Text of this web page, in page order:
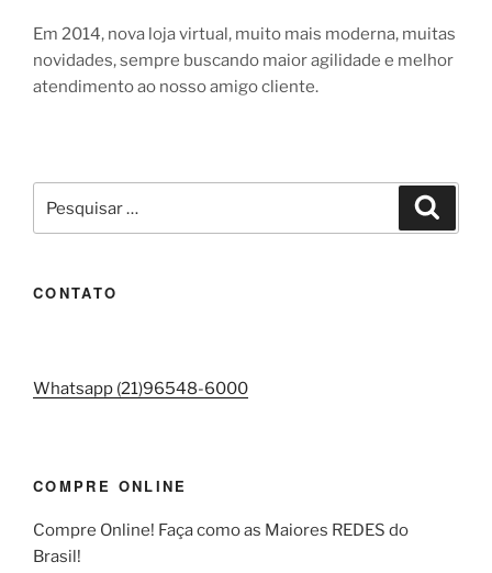
Em 2014, nova loja virtual, muito mais moderna, muitas
novidades, sempre buscando maior agilidade e melhor
atendimento ao nosso amigo cliente.
Pesquisar
por:
CONTATO
Whatsapp (21)96548-6000
COMPRE ONLINE
Compre Online! Faça como as Maiores REDES do
Brasil!